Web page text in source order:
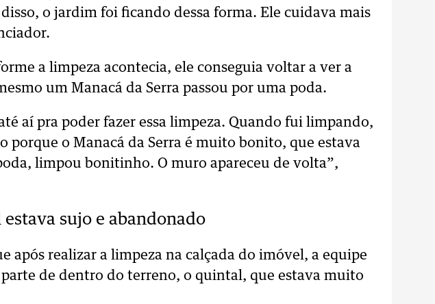
o jardim foi ficando dessa forma. Ele cuidava mais
a limpeza acontecia, ele conseguia voltar a ver a
um Manacá da Serra passou por uma poda.
aí pra poder fazer essa limpeza. Quando fui limpando,
porque o Manacá da Serra é muito bonito, que estava
limpou bonitinho. O muro apareceu de volta”,
sujo e abandonado
após realizar a limpeza na calçada do imóvel, a equipe
de dentro do terreno, o quintal, que estava muito